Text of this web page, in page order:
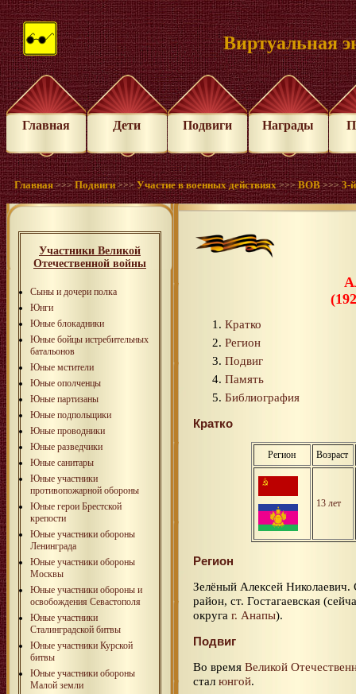
Виртуальная
Главная Дети Подвиги Награды
Главная >>>Подвиги >>>Участие в военных действиях >>>ВОВ >>>3-
Участники Великой
Отечественной войны
Сыны и дочери полка
Юнги
Юные блокадники
Юные бойцы истребительных
батальонов
Юные мстители
Юные ополченцы
Юные партизаны
Юные подпольщики
Юные проводники
Юные разведчики
Юные санитары
Юные участники
противопожарной обороны
Юные герои Брестской
крепости
Юные участники обороны
Ленинграда
Юные участники обороны
Москвы
Юные участники обороны и
освобождения Севастополя
Юные участники
Сталинградской битвы
Юные участники Курской
битвы
Юные участники обороны
Малой земли
Кратко
Регион
Подвиг
Память
Библиография
Кратко
Регион Возраст
13 лет
Регион
Зелёный Алексей
район, ст. Гостагаевская
округа г. Анапы).
Подвиг
Во время Великой
стал юнгой.